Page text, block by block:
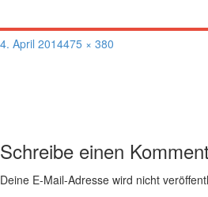
Veröffentlicht
4. April 2014Volle
475 × 380
Schreibe einen
Deine E-Mail-Adresse wird nicht